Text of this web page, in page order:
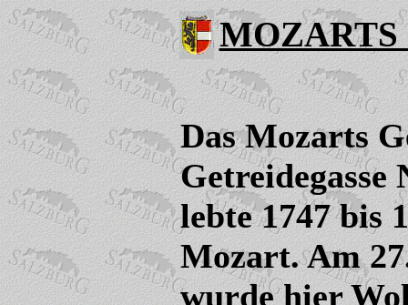
MOZARTS
Das Mozarts
Getreidegasse
lebte 1747 bis
Mozart. Am
wurde hier